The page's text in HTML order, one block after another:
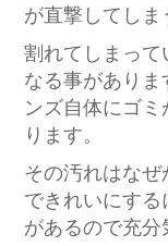
が直撃してし
割れてしまって
なる事があり
ンズ自体にゴ
ります。
その汚れはな
できれいにす
があるので充分